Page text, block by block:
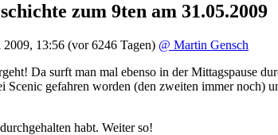
zum 9ten am 31.05.2009
13:56 (vor 6246 Tagen) @ Martin Gensch
Da surft man mal ebenso in der Mittagspause
Scenic gefahren worden (den zweiten immer noch)
habt. Weiter so!